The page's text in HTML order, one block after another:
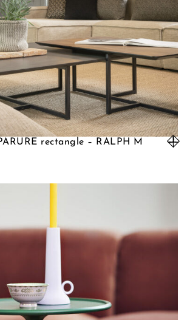
rectangle – RALPH M